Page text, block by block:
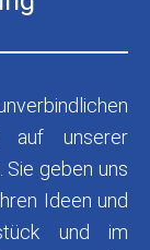
auf unserer
Sie geben uns
Ideen und
und im